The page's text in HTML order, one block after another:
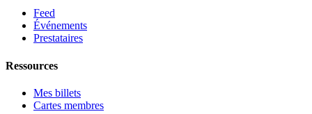
Feed
Événements
Prestataires
Ressources
Mes billets
Cartes membres